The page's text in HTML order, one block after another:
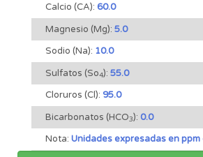
Calcio (CA): 60.0
Magnesio (Mg): 5.0
Sodio (Na): 10.0
Sulfatos (So4): 55.0
Cloruros (Cl): 95.0
Bicarbonatos (HCO3): 0.0
Nota: Unidades expresadas en ppm